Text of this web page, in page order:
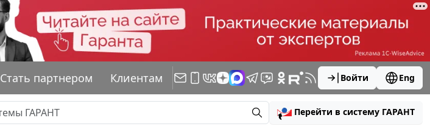
Стать партнером Клиентам Войти Eng
Перейти в систему ГАРАНТ